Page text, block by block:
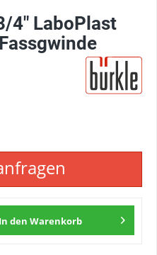
4" LaboPlast
In den Warenkorb